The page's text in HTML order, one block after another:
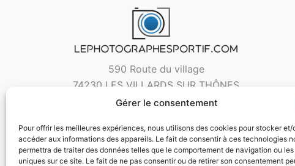
Gérer le consentement
Pour offrir les meilleures expériences, nous utilisons des cookies pour stocker et/
accéder aux informations des appareils. Le fait de consentir à ces technologies
permettra de traiter des données telles que le comportement de navigation ou les
uniques sur ce site. Le fait de ne pas consentir ou de retirer son consentement
590 Route du village
74230 LES VILLARDS SUR THÔNES